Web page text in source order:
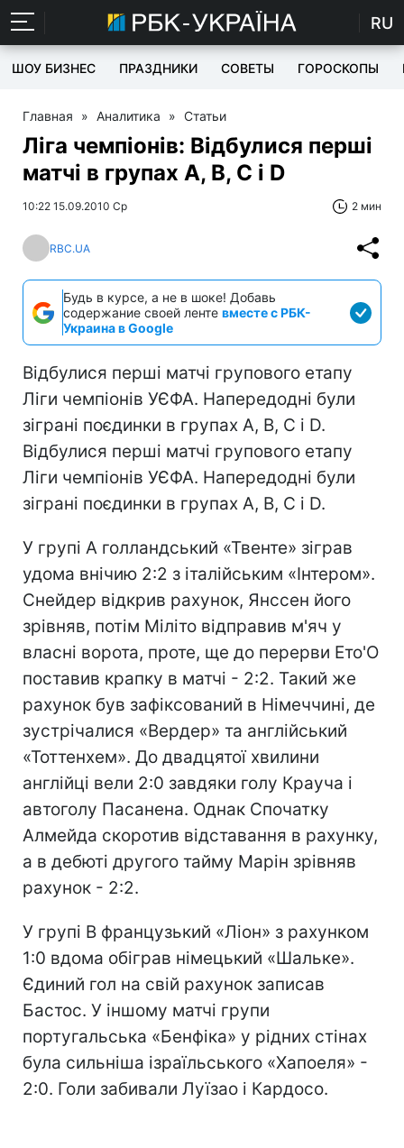
RU
ШОУ БИЗНЕС ПРАЗДНИКИ СОВЕТЫ ГОРОСКОПЫ
Главная » Аналитика » Статьи
Ліга чемпіонів: Відбулися перші
матчі в групах А, В, С і D
10:22 15.09.2010 Ср 2 мин
RBC.UA
Будь в курсе, а не в шоке! Добавь
содержание своей ленте вместе с РБК-
Украина в Google
Відбулися перші матчі групового етапу
Ліги чемпіонів УЄФА. Напередодні були
зіграні поєдинки в групах А, В, С і D.
Відбулися перші матчі групового етапу
Ліги чемпіонів УЄФА. Напередодні були
зіграні поєдинки в групах А, В, С і D.
У групі А голландський «Твенте» зіграв
удома внічию 2:2 з італійським «Інтером».
Снейдер відкрив рахунок, Янссен його
зрівняв, потім Міліто відправив м'яч у
власні ворота, проте, ще до перерви Ето'О
поставив крапку в матчі - 2:2. Такий же
рахунок був зафіксований в Німеччині, де
зустрічалися «Вердер» та англійський
«Тоттенхем». До двадцятої хвилини
англійці вели 2:0 завдяки голу Крауча і
автоголу Пасанена. Однак Спочатку
Алмейда скоротив відставання в рахунку,
а в дебюті другого тайму Марін зрівняв
рахунок - 2:2.
У групі В французький «Ліон» з рахунком
1:0 вдома обіграв німецький «Шальке».
Єдиний гол на свій рахунок записав
Бастос. У іншому матчі групи
португальська «Бенфіка» у рідних стінах
була сильніша ізраїльського «Хапоеля» -
2:0. Голи забивали Луїзао і Кардосо.